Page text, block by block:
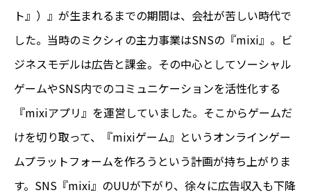
ト』）』が生まれるまでの期間は、会社が苦しい時代で
した。当時のミクシィの主力事業はSNSの『mixi』。ビ
ジネスモデルは広告と課金。その中心としてソーシャル
ゲームやSNS内でのコミュニケーションを活性化する
『mixiアプリ』を運営していました。そこからゲームだ
けを切り取って、『mixiゲーム』というオンラインゲー
ムプラットフォームを作ろうという計画が持ち上がりま
す。SNS『mixi』のUUが下がり、徐々に広告収入も下降